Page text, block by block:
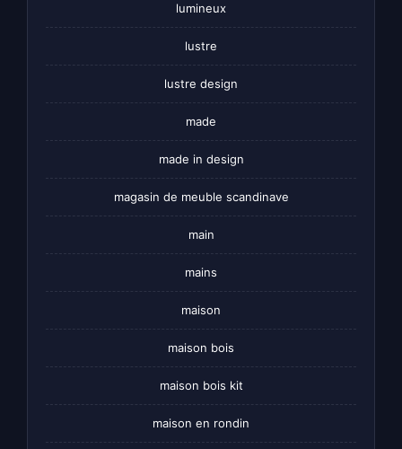
lumineux
lustre
lustre design
made
made in design
magasin de meuble scandinave
main
mains
maison
maison bois
maison bois kit
maison en rondin